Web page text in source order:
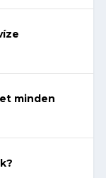
minden